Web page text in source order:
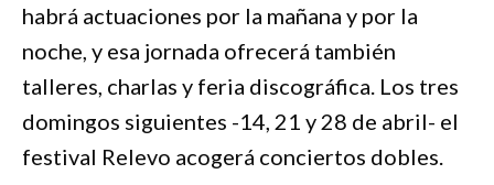
habrá actuaciones por la mañana y por la
noche, y esa jornada ofrecerá también
talleres, charlas y feria discográfica. Los tres
domingos siguientes -14, 21 y 28 de abril- el
festival Relevo acogerá conciertos dobles.